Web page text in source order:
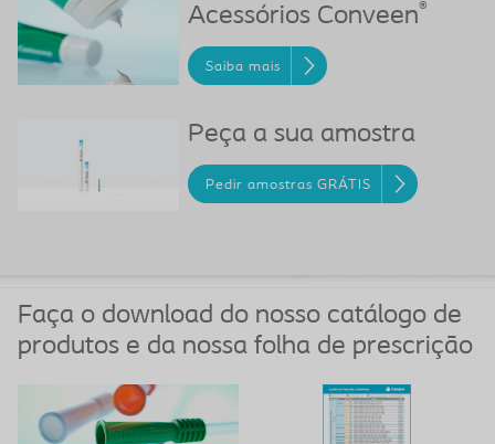
Acessórios Conveen®
Saiba mais
Peça a sua amostra
Pedir amostras GRÁTIS
Faça o download do nosso catálogo de
produtos e da nossa folha de prescrição